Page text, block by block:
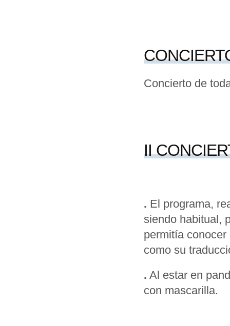
Concierto de
II
. El programa,
siendo habitual,
permitía
como su
. Al estar en
con mascarilla.